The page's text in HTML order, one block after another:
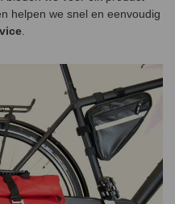
helpen we snel en eenvoudig